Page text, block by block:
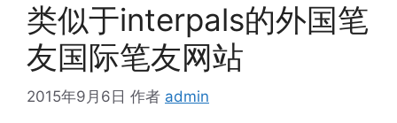
类似于interpals的外国笔
友国际笔友网站
2015年9月6日 作者 admin